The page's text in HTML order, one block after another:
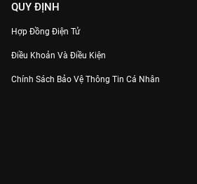
QUY ĐỊNH
Hợp Đồng Điện Tử
Điều Khoản Và Điều Kiện
Chính Sách Bảo Vệ Thông Tin Cá Nhân